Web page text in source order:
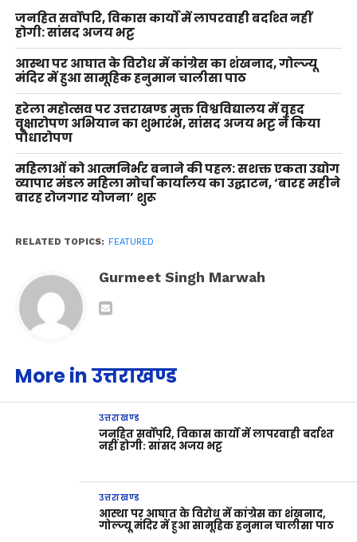
जनहित सर्वोपरि, विकास कार्यों में लापरवाही बर्दाश्त नहीं
होगी: सांसद अजय भट्ट
आस्था पर आघात के विरोध में कांग्रेस का शंखनाद, गोल्ज्यू
मंदिर में हुआ सामूहिक हनुमान चालीसा पाठ
हरेला महोत्सव पर उत्तराखण्ड मुक्त विश्वविद्यालय में वृहद
वृक्षारोपण अभियान का शुभारंभ, सांसद अजय भट्ट ने किया
पौधारोपण
महिलाओं को आत्मनिर्भर बनाने की पहल: सशक्त एकता उद्योग
व्यापार मंडल महिला मोर्चा कार्यालय का उद्घाटन, ‘बारह महीने
बारह रोजगार योजना’ शुरू
RELATED TOPICS: FEATURED
Gurmeet Singh Marwah
More in उत्तराखण्ड
उत्तराखण्ड
जनहित सर्वोपरि, विकास कार्यों में लापरवाही बर्दाश्त
नहीं होगी: सांसद अजय भट्ट
उत्तराखण्ड
आस्था पर आघात के विरोध में कांग्रेस का शंखनाद,
गोल्ज्यू मंदिर में हुआ सामूहिक हनुमान चालीसा पाठ